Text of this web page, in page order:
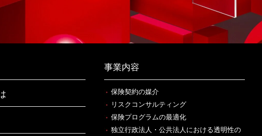
事業内容
保険契約の媒介
リスクコンサルティング
保険プログラムの最適化
独立行政法人・公共法人における透明性の